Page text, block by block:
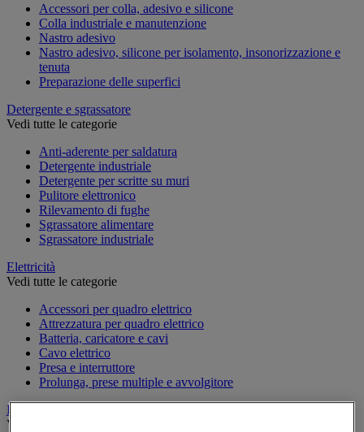
Accessori per colla, adesivo e silicone
Colla industriale e manutenzione
Nastro adesivo
Nastro adesivo, silicone per isolamento, insonorizzazione e
tenuta
Preparazione delle superfici
Detergente e sgrassatore
Vedi tutte le categorie
Anti-aderente per saldatura
Detergente industriale
Detergente per scritte su muri
Pulitore elettronico
Rilevamento di fughe
Sgrassatore alimentare
Sgrassatore industriale
Elettricità
Vedi tutte le categorie
Accessori per quadro elettrico
Attrezzatura per quadro elettrico
Batteria, caricatore e cavi
Cavo elettrico
Presa e interruttore
Prolunga, prese multiple e avvolgitore
Illuminazione
Vedi tutte le categorie